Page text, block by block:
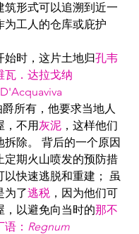
筑形式可以追溯到近一
为工人的仓库或庇护
始时，这片土地归孔韦
瓦．达拉戈纳
爵所有，他要求当地人
，不用灰泥 ，这样他们
拆除。 背后的一个原因
定期火山喷发的预防措
以快速逃脱和重建； 虽
为了逃税 ，因为他们可
，以避免向当时的那不
： Regnum